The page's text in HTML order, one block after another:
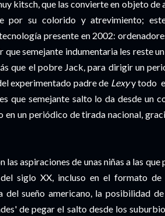
kitsch, que las convierte en objeto de
su colorido y atrevimiento;
presente en 2002:
que semejante indumentaria les reste
que el pobre Jack, para dirigir un
experimentado padre de Lexyy todo
que semejante salto lo da desde un
en un periódico de tirada nacional,
aspiraciones de unas niñas a las
siglo XX, incluso en el formato
del sueño americano, la posibilidad
de pegar el salto desde los